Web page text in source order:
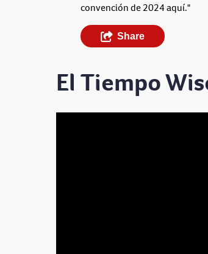
convención de 2024 aquí."
Share
El Tiempo